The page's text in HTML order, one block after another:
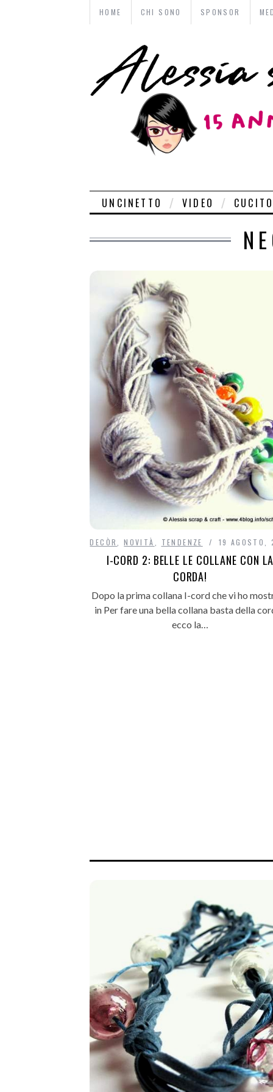
HOME CHI SONO SPONSOR
UNCINETTO VIDEO
DECÒR ,NOVITÀ TENDENZE 19 AGOSTO,
I-CORD 2: BELLE LE COLLANE CON
CORDA!
Dopo la prima collana I-cord che vi ho
in Per fare una bella collana basta della
ecco la…